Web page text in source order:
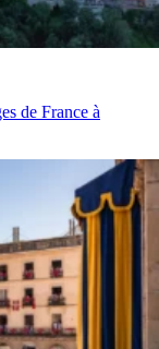
de France à